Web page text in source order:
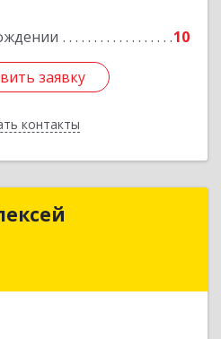
10
заявку
контакты
заявку
Назад
Алексей